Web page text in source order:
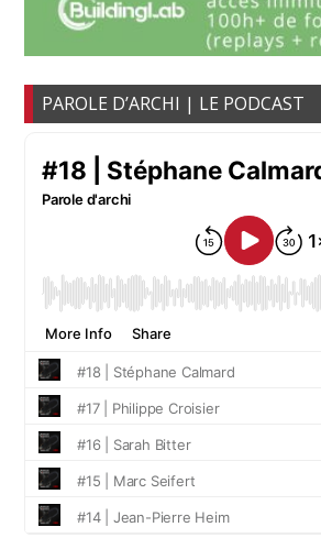
PAROLE D’ARCHI | LE PODCAST